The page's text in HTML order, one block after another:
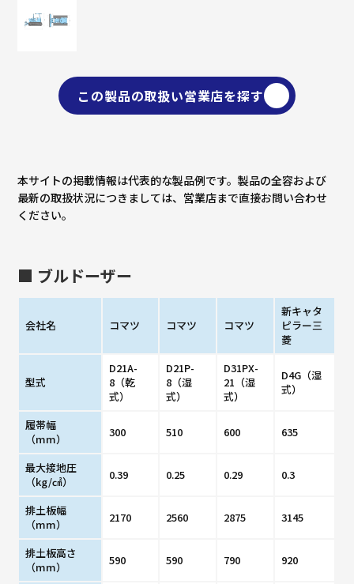
この製品の取扱い営業店を探す
本サイトの掲載情報は代表的な製品例です。製品の全容および
最新の取扱状況につきましては、営業店まで直接お問い合わせ
ください。
■ ブルドーザー
会社名 コマツ コマツ コマツ
新キャタ
ピラー三
菱
型式
D21A-
8（乾
式）
D21P-
8（湿
式）
D31PX-
21（湿
式）
D4G（湿
式）
履帯幅
（mm）
300 510 600 635
最大接地圧
（kg/㎠）
0.39 0.25 0.29 0.3
排土板幅
（mm）
2170 2560 2875 3145
排土板高さ
（mm）
590 590 790 920